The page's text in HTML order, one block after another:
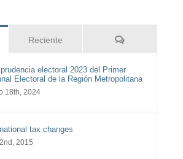
Reciente Comentarios
electoral 2023 del Primer
Electoral de la Región Metropolitana
18th, 2024
tax changes
2015